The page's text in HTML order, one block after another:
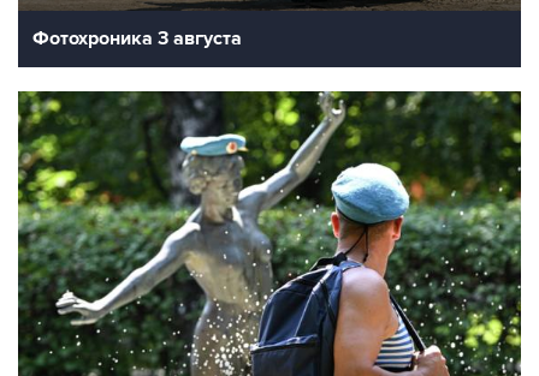
Фотохроника 3 августа